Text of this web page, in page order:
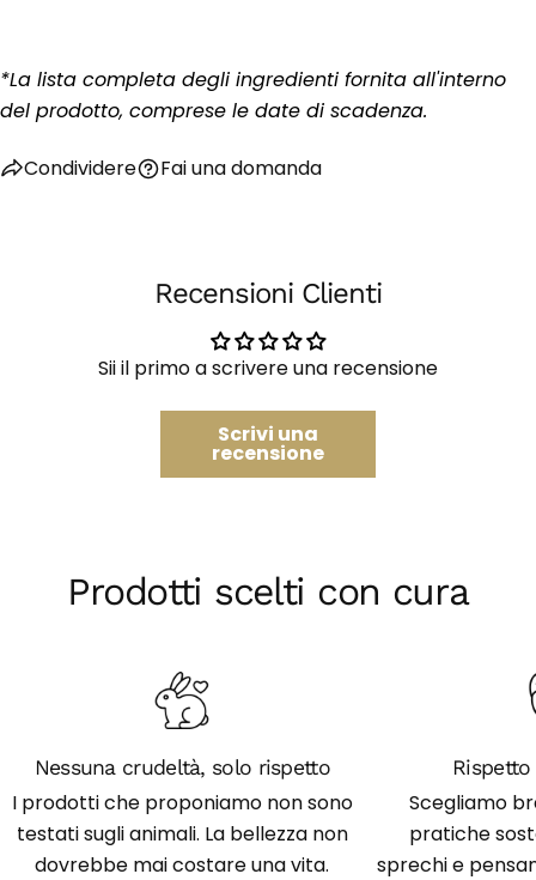
*La lista completa degli ingredienti fornita all'interno
del prodotto, comprese le date di scadenza.
CondividereCondividi questo prodotto
Fai una domanda
tuo
nome
La
email
Il
messaggio
I campi contrassegnati * sono obbligatori.
Recensioni Clienti
Sii il primo a scrivere una recensione
Scrivi una
recensione
Prodotti scelti con cura
Nessuna crudeltà, solo rispetto
I prodotti che proponiamo non sono
testati sugli animali. La bellezza non
dovrebbe mai costare una vita.
Scegliamo
pratiche
sprechi e